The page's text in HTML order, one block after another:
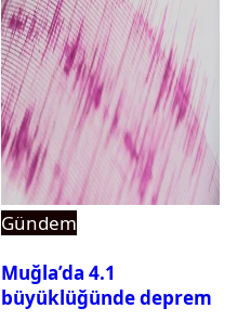
Gündem
Muğla’da 4.1
büyüklüğünde deprem